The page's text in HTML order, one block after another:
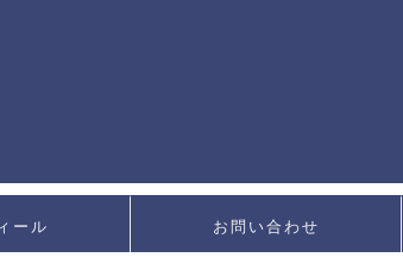
ール お問い合わせ